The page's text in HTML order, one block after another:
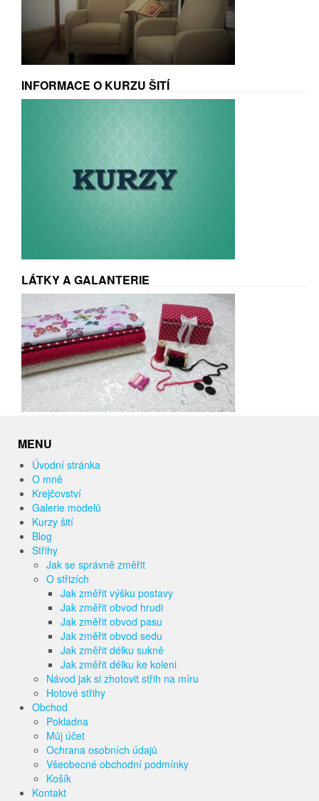
INFORMACE O KURZU ŠITÍ
LÁTKY A GALANTERIE
MENU
Úvodní stránka
O mně
Krejčovství
Galerie modelů
Kurzy šití
Blog
Střihy
Jak se správně změřit
O střizích
Jak změřit výšku postavy
Jak změřit obvod hrudi
Jak změřit obvod pasu
Jak změřit obvod sedu
Jak změřit délku sukně
Jak změřit délku ke koleni
Návod jak si zhotovit střih na míru
Hotové střihy
Obchod
Pokladna
Můj účet
Ochrana osobních údajů
Všeobecné obchodní podmínky
Košík
Kontakt